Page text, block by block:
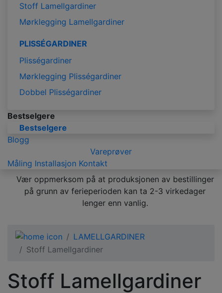
Stoff Lamellgardiner
Mørklegging Lamellgardiner
PLISSÉGARDINER
Plisségardiner
Mørklegging Plisségardiner
Dobbel Plisségardiner
Bestselgere
Bestselgere
Blogg
Vareprøver
Måling Installasjon Kontakt
Vær oppmerksom på at produksjonen av bestillinger
på grunn av ferieperioden kan ta 2-3 virkedager
lenger enn vanlig.
LAMELLGARDINER
Stoff Lamellgardiner
Stoff Lamellgardiner